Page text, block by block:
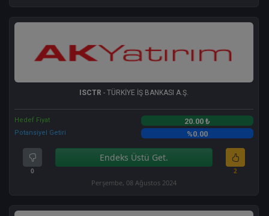
ISCTR - TÜRKİYE İŞ BANKASI A.Ş.
Hedef Fiyat 20.00 ₺
Potansiyel Getiri %0.00
0
Endeks Üstü Get.
2
Perşembe, 08 Ağustos 2024